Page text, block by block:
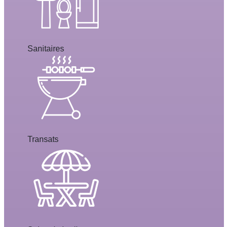
Sanitaires
Transats